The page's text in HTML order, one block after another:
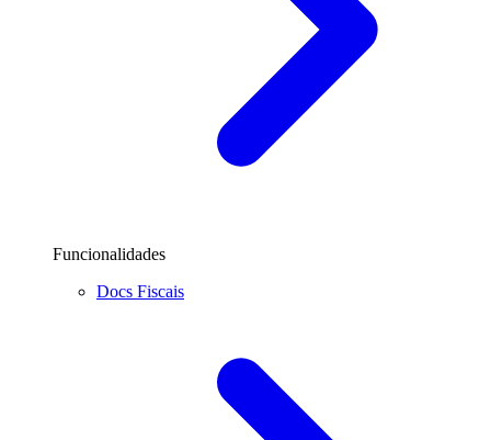
Funcionalidades
Docs Fiscais